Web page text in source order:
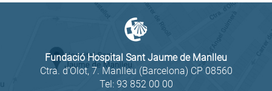
Fundació Hospital Sant Jaume de Manlleu
Ctra. d'Olot, 7. Manlleu (Barcelona) CP 08560
Tel: 93 852 00 00